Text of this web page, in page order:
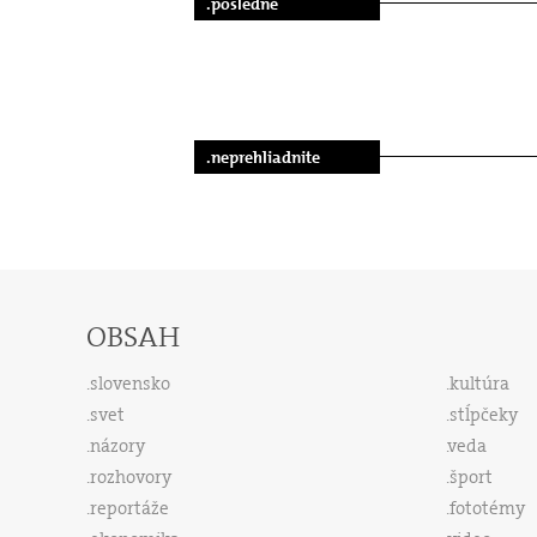
.neprehliadnite
OBSAH
slovensko
svet
názory
rozhovory
reportáže
kultúra
stĺpčeky
veda
šport
fototémy